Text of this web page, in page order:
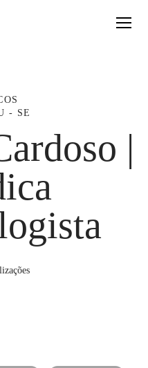
- SE
|